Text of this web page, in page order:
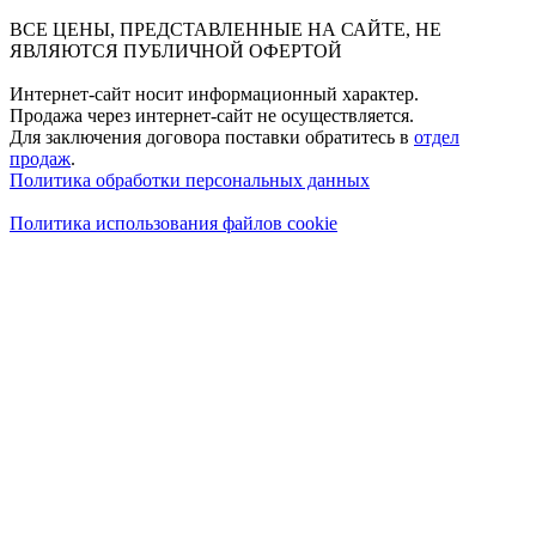
ВСЕ ЦЕНЫ, ПРЕДСТАВЛЕННЫЕ НА САЙТЕ, НЕ
ЯВЛЯЮТСЯ ПУБЛИЧНОЙ ОФЕРТОЙ
Интернет-сайт носит информационный характер.
Продажа через интернет-сайт не осуществляется.
Для заключения договора поставки обратитесь в отдел
продаж.
Политика обработки персональных данных
Политика использования файлов cookie